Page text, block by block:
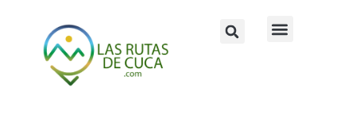
contenido
Menú
Buscar